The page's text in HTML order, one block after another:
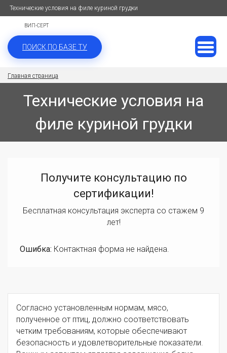
Технические условия на филе куриной грудки
ВИП-СЕРТ
ПОИСК ПО БАЗЕ ТУ
Главная страница
Технические условия на
филе куриной грудки
Получите консультацию по
сертификации!
Бесплатная консультация эксперта со стажем 9
лет!
Ошибка: Контактная форма не найдена.
Согласно установленным нормам, мясо,
полученное от птиц, должно соответствовать
четким требованиям, которые обеспечивают
безопасность и удовлетворительные показатели.